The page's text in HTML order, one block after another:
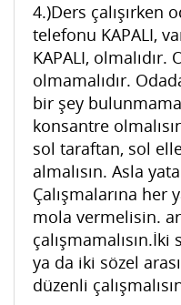
4.)Ders çalışırken
telefonu KAPALI,
KAPALI, olmalıdır.
olmamalıdır.
bir şey
konsantre
sol taraftan, sol
almalısın. Asla
Çalışmalarına her
mola vermelisin.
çalışmamalısın.İki
ya da iki sözel
düzenli